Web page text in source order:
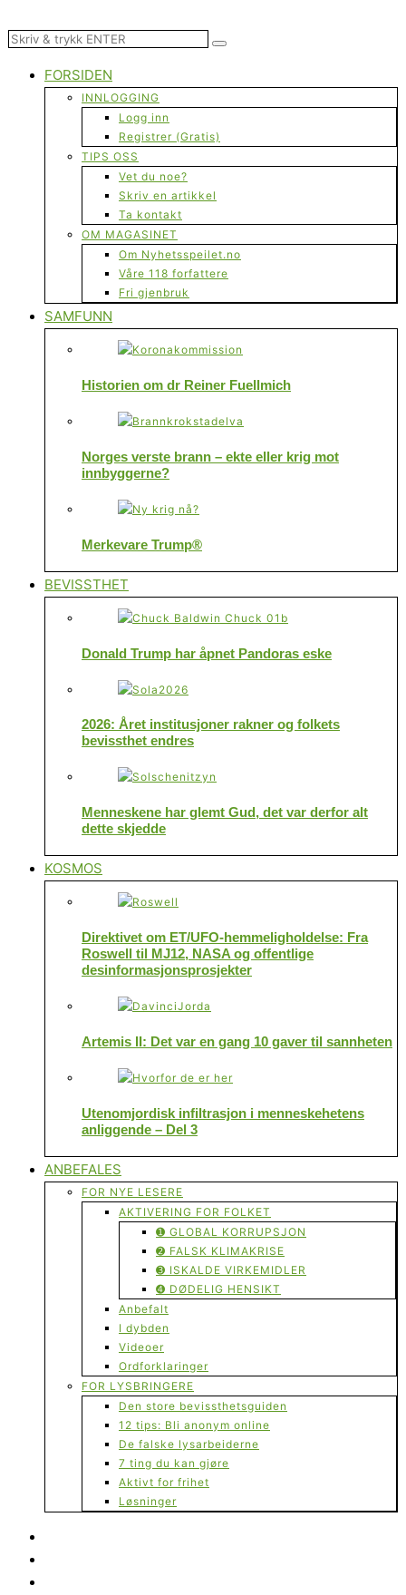
FORSIDEN
INNLOGGING
Logg inn
Registrer (Gratis)
TIPS OSS
Vet du noe?
Skriv en artikkel
Ta kontakt
OM MAGASINET
Om Nyhetsspeilet.no
Våre 118 forfattere
Fri gjenbruk
SAMFUNN
Historien om dr Reiner Fuellmich
Norges verste brann – ekte eller krig mot
innbyggerne?
Merkevare Trump®
BEVISSTHET
Donald Trump har åpnet Pandoras eske
2026: Året institusjoner rakner og folkets
bevissthet endres
Menneskene har glemt Gud, det var derfor alt
dette skjedde
KOSMOS
Direktivet om ET/UFO-hemmeligholdelse: Fra
Roswell til MJ12, NASA og offentlige
desinformasjonsprosjekter
Artemis II: Det var en gang 10 gaver til sannheten
Utenomjordisk infiltrasjon i menneskehetens
anliggende – Del 3
ANBEFALES
FOR NYE LESERE
AKTIVERING FOR FOLKET
➊ GLOBAL KORRUPSJON
➋ FALSK KLIMAKRISE
➌ ISKALDE VIRKEMIDLER
➍ DØDELIG HENSIKT
Anbefalt
I dybden
Videoer
Ordforklaringer
FOR LYSBRINGERE
Den store bevissthetsguiden
12 tips: Bli anonym online
De falske lysarbeiderne
7 ting du kan gjøre
Aktivt for frihet
Løsninger